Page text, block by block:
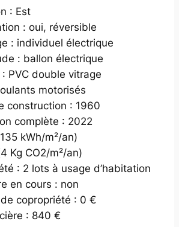
: Est
: oui, réversible
: individuel électrique
: ballon électrique
: PVC double vitrage
motorisés
construction : 1960
complète : 2022
kWh/m²/an)
Kg CO2/m²/an)
: 2 lots à usage d’habitation
en cours : non
copropriété : 0 €
: 840 €